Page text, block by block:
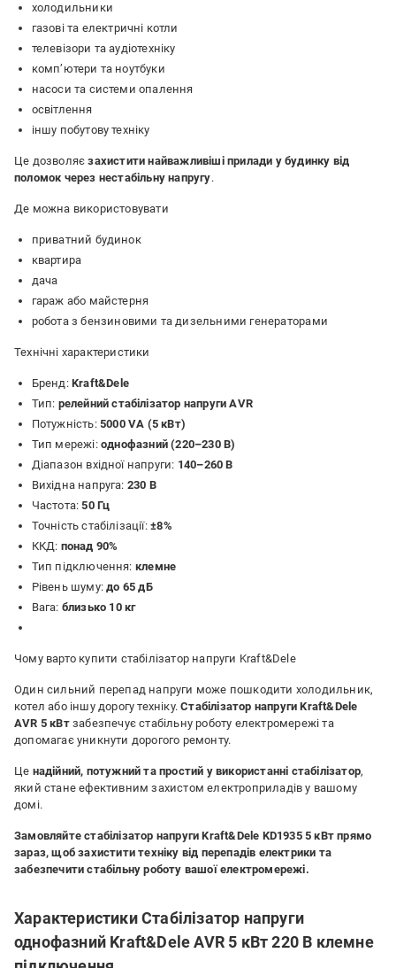
холодильники
газові та електричні котли
телевізори та аудіотехніку
комп’ютери та ноутбуки
насоси та системи опалення
освітлення
іншу побутову техніку
Це дозволяєзахистити найважливіші прилади у будинку від
поломок через нестабільну напругу.
Де можна використовувати
приватний будинок
квартира
дача
гараж або майстерня
робота з бензиновими та дизельними генераторами
Технічні характеристики
Бренд: Kraft&Dele
Тип: релейний стабілізатор напруги AVR
Потужність: 5000 VA (5 кВт)
Тип мережі: однофазний (220–230 В)
Діапазон вхідної напруги: 140–260 В
Вихідна напруга: 230 В
Частота:50 Гц
Точність стабілізації:±8%
ККД: понад 90%
Тип підключення: клемне
Рівень шуму:до 65 дБ
Вага: близько 10 кг
Чому варто купити стабілізатор напруги Kraft&Dele
Один сильний перепад напруги може пошкодити холодильник,
котел або іншу дорогу техніку.Стабілізатор напруги Kraft&Dele
AVR 5 кВтзабезпечує стабільну роботу електромережі та
допомагає уникнути дорогого ремонту.
Це надійний, потужний та простий у використанні стабілізатор,
який стане ефективним захистом електроприладів у вашому
домі.
Замовляйте стабілізатор напруги Kraft&Dele KD1935 5 кВт прямо
зараз, щоб захистити техніку від перепадів електрики та
забезпечити стабільну роботу вашої електромережі.
Характеристики Стабілізатор напруги
однофазний Kraft&Dele AVR 5 кВт 220 В клемне